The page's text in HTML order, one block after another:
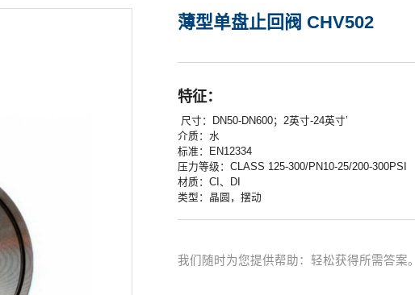
薄型单盘止回阀 CHV502
特征：
尺寸：DN50-DN600；2英寸-24英寸’
介质：水
标准：EN12334
压力等级：CLASS 125-300/PN10-25/200-300PSI
材质：CI、DI
类型：晶圆，摆动
我们随时为您提供帮助：轻松获得所需答案。